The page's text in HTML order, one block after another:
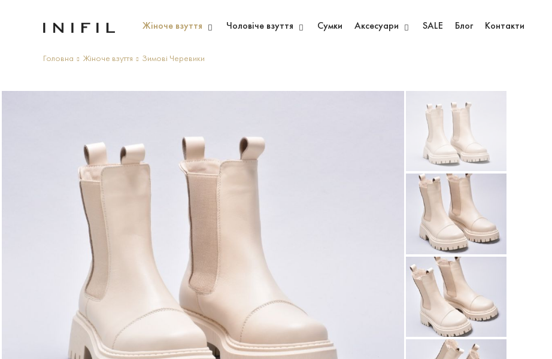
Жіноче взуття Чоловіче взуття Сумки Аксесуари SALE Блог Контакти
Головна Жіноче взуття Зимові Черевики